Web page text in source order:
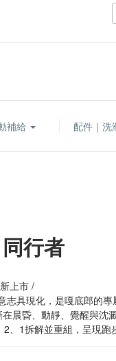
補給 配件｜洗
行者
上市 /
志具現化，是嘎底郎的專
晨昏、動靜、覺醒與沈
2、1拆解並重組，呈現跑